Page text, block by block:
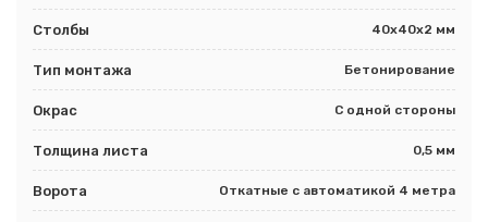
Столбы 40х40х2 мм
Тип монтажа Бетонирование
Окрас С одной стороны
Толщина листа 0,5 мм
Ворота Откатные с автоматикой 4 метра